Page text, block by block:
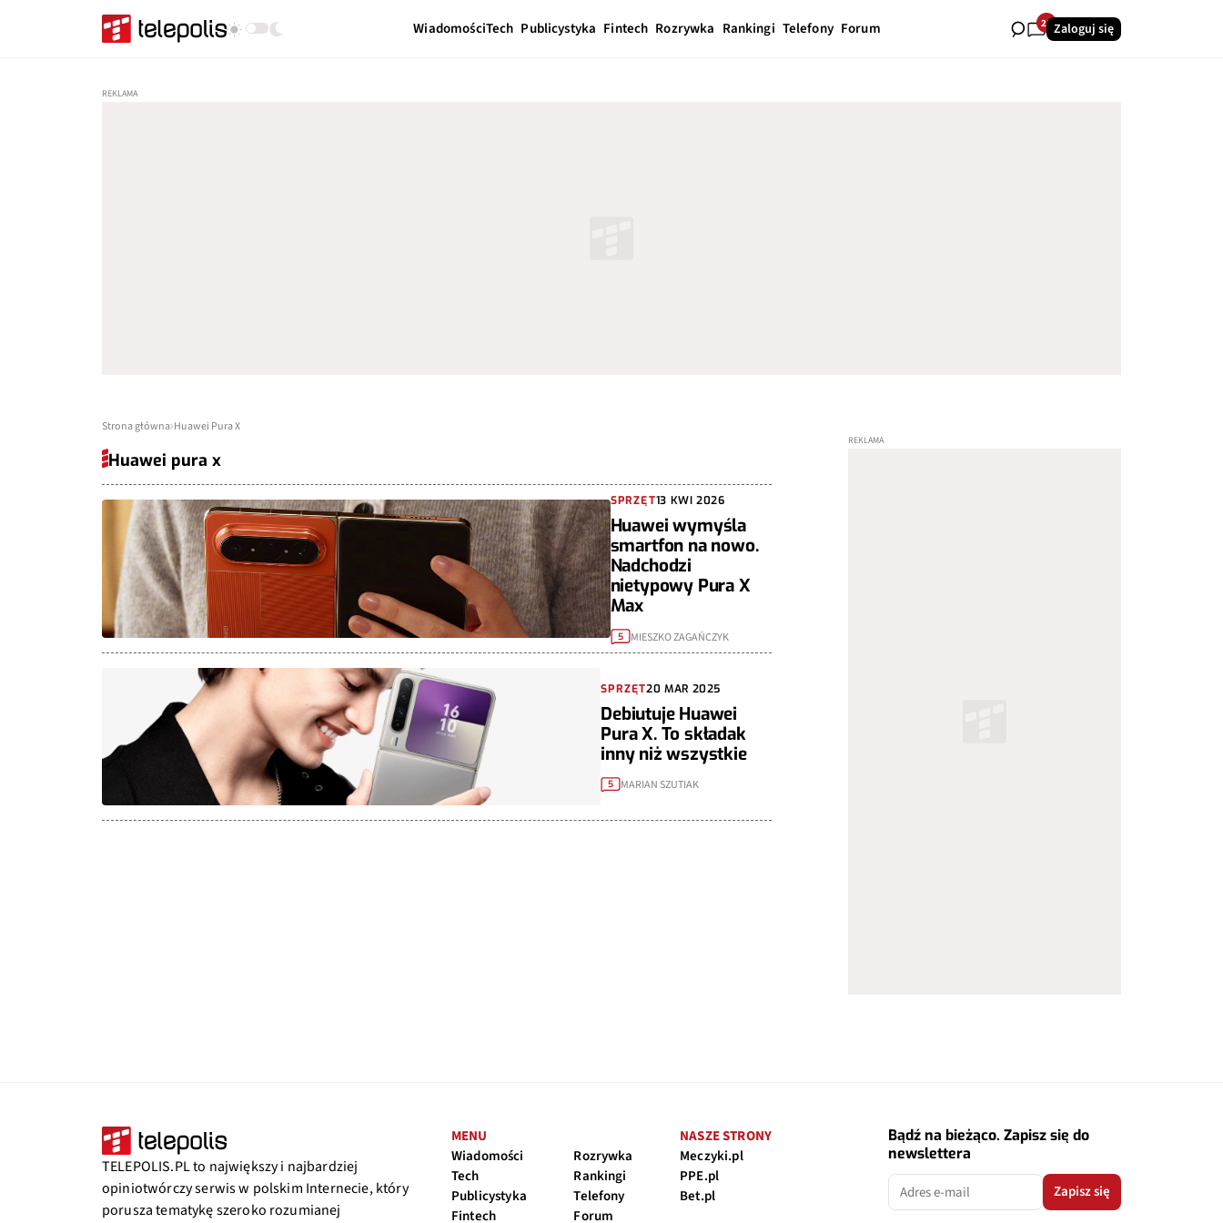
WiadomościTech Publicystyka Fintech Rozrywka Rankingi Telefony Forum 25Zaloguj się
Strona główna Huawei Pura X
Huawei pura x
SPRZĘT13 KWI 2026
Huawei wymyśla
smartfon na nowo.
Nadchodzi
nietypowy Pura X
Max
5 MIESZKO ZAGAŃCZYK
SPRZĘT20 MAR 2025
Debiutuje Huawei
Pura X. To składak
inny niż wszystkie
5 MARIAN SZUTIAK
TELEPOLIS.PL to największy i najbardziej
opiniotwórczy serwis w polskim Internecie, który
porusza tematykę szeroko rozumianej
MENU
Wiadomości
Tech
Publicystyka
Fintech
Rozrywka
Rankingi
Telefony
Forum
NASZE STRONY
Meczyki.pl
PPE.pl
Bet.pl
Bądź na bieżąco. Zapisz się do
newslettera
Zapisz się